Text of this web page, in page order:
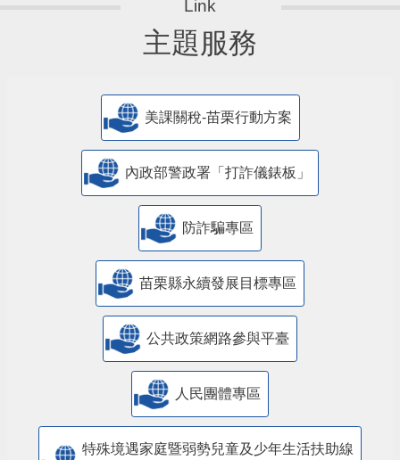
主題服務
美課關稅-苗栗行動方案
內政部警政署「打詐儀錶板」
防詐騙專區
苗栗縣永續發展目標專區
公共政策網路參與平臺
人民團體專區
特殊境遇家庭暨弱勢兒童及少年生活扶助線